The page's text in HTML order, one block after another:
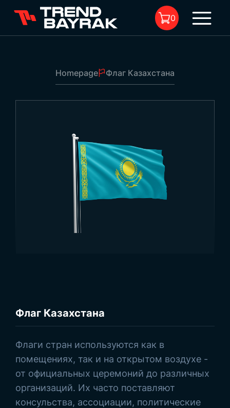
Флаг Казахстана
Тип ткани и печать:
0
Homepage Флаг Казахстана
Флаг Казахстана
Флаги стран используются как в
помещениях, так и на открытом воздухе -
от официальных церемоний до различных
организаций. Их часто поставляют
консульства, ассоциации, политические
Browse Products